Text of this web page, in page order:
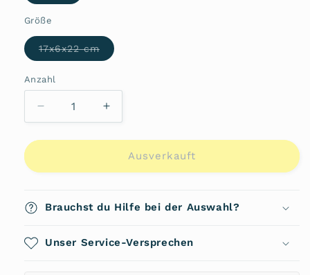
Größe
17x6x22 cmVariante
ausverkauft
Anzahl
Anzahl
Verringere
die
Menge
Schultertasche
von
Chesterfield
Erhöhe
die
Menge
Schultertasche
von
Chesterfield
Ausverkauft
Brauchst du Hilfe bei der Auswahl?
Unser Service-Versprechen